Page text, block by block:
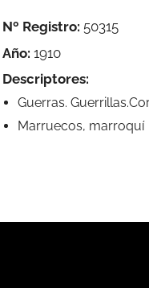
Nº Registro: 50315
Año: 1910
Descriptores:
Guerras.
Marruecos, marroquí